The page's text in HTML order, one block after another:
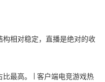
构相对稳定，直播是绝对的收
比最高。 | 客户端电竞游戏热